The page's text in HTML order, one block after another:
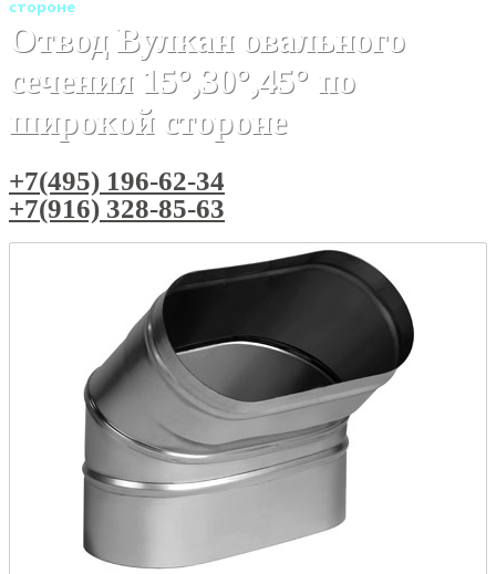
стороне
Отвод Вулкан овального
сечения 15°,30°,45° по
широкой стороне
+7(495) 196-62-34
+7(916) 328-85-63